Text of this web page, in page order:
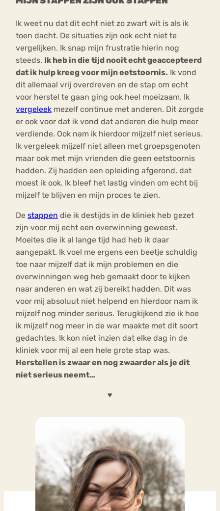
Ik weet nu dat dit echt niet zo zwart wit is als ik
toen dacht. De situaties zijn ook echt niet te
vergelijken. Ik snap mijn frustratie hierin nog
steeds. Ik heb in die tijd nooit echt geaccepteerd
dat ik hulp kreeg voor mijn eetstoornis. Ik vond
dit allemaal vrij overdreven en de stap om echt
voor herstel te gaan ging ook heel moeizaam. Ik
vergeleek mezelf continue met anderen. Dit zorgde
er ook voor dat ik vond dat anderen die hulp meer
verdiende. Ook nam ik hierdoor mijzelf niet serieus.
Ik vergeleek mijzelf niet alleen met groepsgenoten
maar ook met mijn vrienden die geen eetstoornis
hadden. Zij hadden een opleiding afgerond, dat
moest ik ook. Ik bleef het lastig vinden om echt bij
mijzelf te blijven en mijn proces te zien.
De stappen die ik destijds in de kliniek heb gezet
zijn voor mij echt een overwinning geweest.
Moeites die ik al lange tijd had heb ik daar
aangepakt. Ik voel me ergens een beetje schuldig
toe naar mijzelf dat ik mijn problemen en die
overwinningen weg heb gemaakt door te kijken
naar anderen en wat zij bereikt hadden. Dit was
voor mij absoluut niet helpend en hierdoor nam ik
mijzelf nog minder serieus. Terugkijkend zie ik hoe
ik mijzelf nog meer in de war maakte met dit soort
gedachtes. Ik kon niet inzien dat elke dag in de
kliniek voor mij al een hele grote stap was.
Herstellen is zwaar en nog zwaarder als je dit
niet serieus neemt…
♥